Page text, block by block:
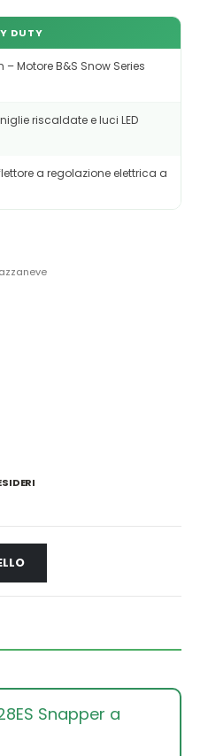
DUTY
– Motore B&S Snow Series
riscaldate e luci LED
a regolazione elettrica a
Snapper a